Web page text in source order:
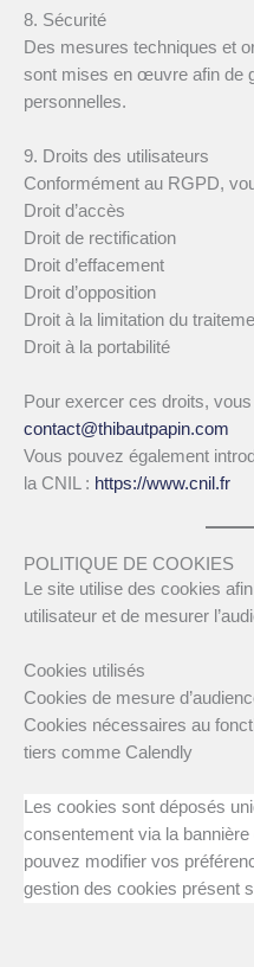
8. Sécurité
Des mesures techniques et
sont mises en œuvre afin de
personnelles.
9. Droits des utilisateurs
Conformément au RGPD,
Droit d’accès
Droit de rectification
Droit d’effacement
Droit d’opposition
Droit à la limitation du
Droit à la portabilité
Pour exercer ces droits,
contact@thibautpapin.com
Vous pouvez également
la CNIL : https://www.cnil.fr
POLITIQUE DE COOKIES
Le site utilise des cookies
utilisateur et de mesurer
Cookies utilisés
Cookies de mesure
Cookies nécessaires au
tiers comme Calendly
Les cookies sont déposés
consentement via la
pouvez modifier vos
gestion des cookies présent